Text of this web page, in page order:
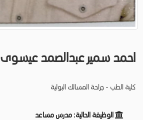
احمد سمير عبدالصمد عيسوى
كلية الطب - جراحة المسالك البولية
الوظيفة الحالية: مدرس مساعد